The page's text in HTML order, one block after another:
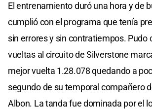
El entrenamiento duró una hora y de
cumplió con el programa que tenía
sin errores y sin contratiempos. Pudo
vueltas al circuito de Silverstone
mejor vuelta 1.28.078 quedando a
segundo de su temporal compañero
Albon. La tanda fue dominada por el